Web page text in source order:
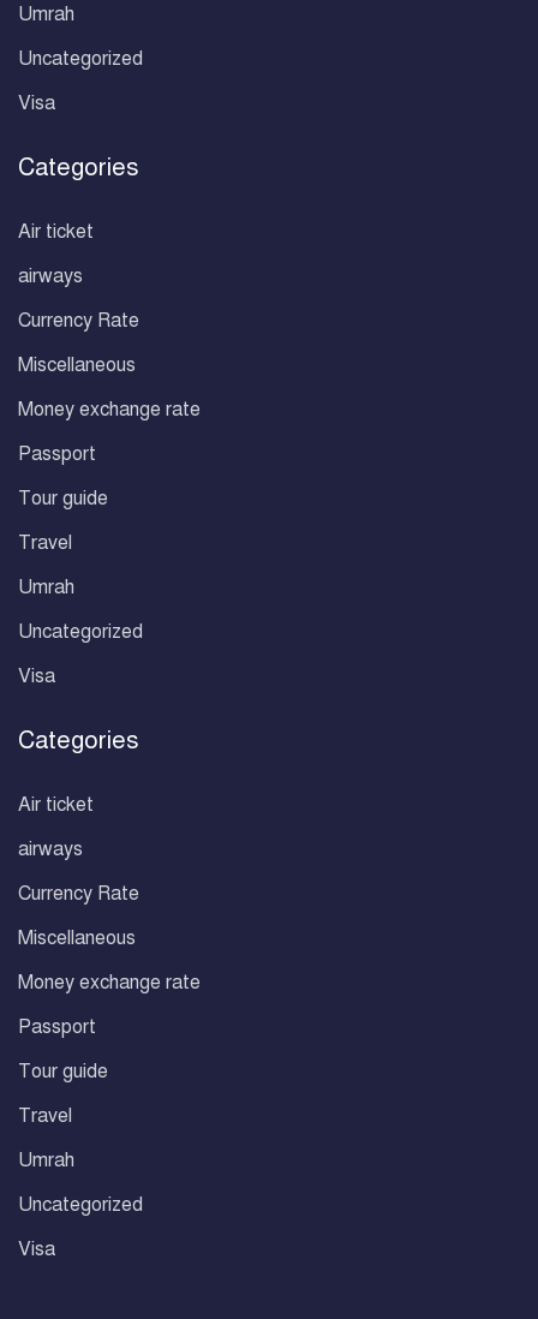
Umrah
Uncategorized
Visa
Categories
Air ticket
airways
Currency Rate
Miscellaneous
Money exchange rate
Passport
Tour guide
Travel
Umrah
Uncategorized
Visa
Categories
Air ticket
airways
Currency Rate
Miscellaneous
Money exchange rate
Passport
Tour guide
Travel
Umrah
Uncategorized
Visa